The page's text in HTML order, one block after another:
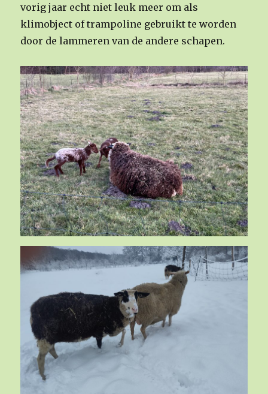
vorig jaar echt niet leuk meer om als
klimobject of trampoline gebruikt te worden
door de lammeren van de andere schapen.